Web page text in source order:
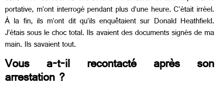
portative, m’ont interrogé pendant plus d’une heure. C’était irréel.
À la fin, ils m’ont dit qu’ils enquêtaient sur Donald Heathfield.
J’étais sous le choc total. Ils avaient des documents signés de ma
main. Ils savaient tout.
Vous a-t-il recontacté après son
arrestation ?